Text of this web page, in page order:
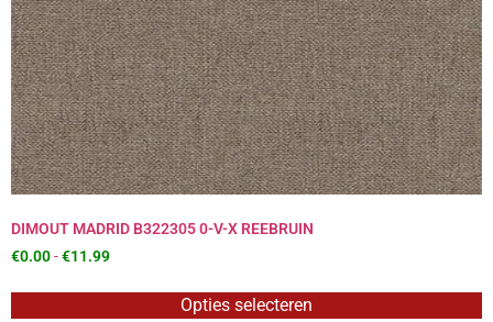
DIMOUT MADRID B322305 0-V-X REEBRUIN
€0.00-€11.99
Opties selecteren